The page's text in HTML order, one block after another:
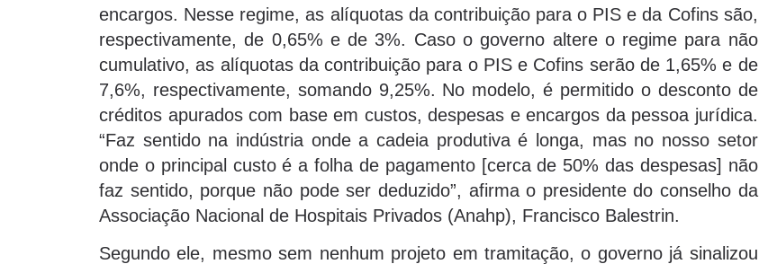
encargos. Nesse regime, as alíquotas da contribuição para o PIS e da Cofins são,
respectivamente, de 0,65% e de 3%. Caso o governo altere o regime para não
cumulativo, as alíquotas da contribuição para o PIS e Cofins serão de 1,65% e de
7,6%, respectivamente, somando 9,25%. No modelo, é permitido o desconto de
créditos apurados com base em custos, despesas e encargos da pessoa jurídica.
“Faz sentido na indústria onde a cadeia produtiva é longa, mas no nosso setor
onde o principal custo é a folha de pagamento [cerca de 50% das despesas] não
faz sentido, porque não pode ser deduzido”, afirma o presidente do conselho da
Associação Nacional de Hospitais Privados (Anahp), Francisco Balestrin.
Segundo ele, mesmo sem nenhum projeto em tramitação, o governo já sinalizou